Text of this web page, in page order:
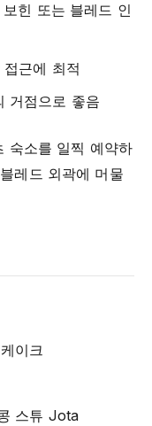
힌 또는 블레드 인
근에 최적
거점으로 좋음
숙소를 일찍 예약하
레드 외곽에 머물
이크
스튜 Jota